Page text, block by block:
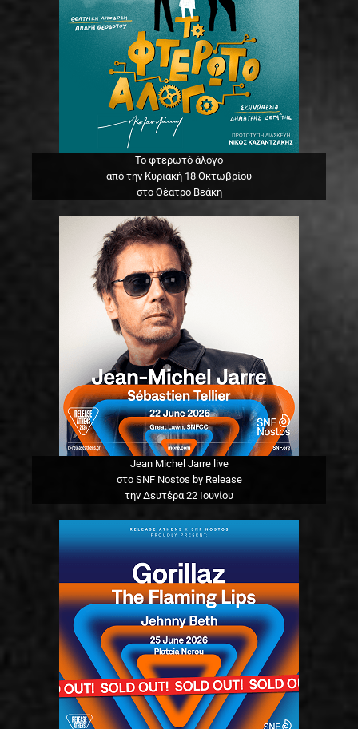
Το φτερωτό άλογο
από την Κυριακή 18 Οκτωβρίου
στο Θέατρο Βεάκη
Jean Michel Jarre live
στο SNF Nostos by Release
την Δευτέρα 22 Ιουνίου